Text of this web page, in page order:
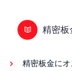
精密
精密板金に